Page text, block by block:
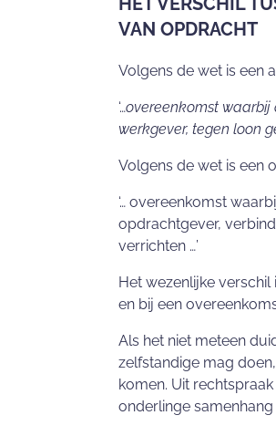
VAN OPDRACHT
Volgens de wet is een
‘…overeenkomst waarbij
werkgever, tegen loon
Volgens de wet is een
‘… overeenkomst
opdrachtgever,
verrichten …’
Het wezenlijke
en bij een
Als het niet meteen
zelfstandige mag
komen. Uit
onderlinge